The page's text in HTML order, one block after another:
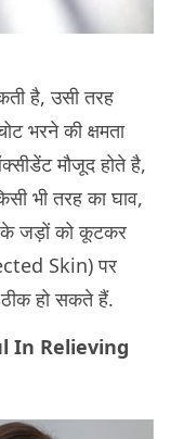
है, उसी तरह
भरने की क्षमता
मौजूद होते है,
भी तरह का घाव,
के जड़ों को कूटकर
Skin) पर
हो सकते हैं.
In Relieving